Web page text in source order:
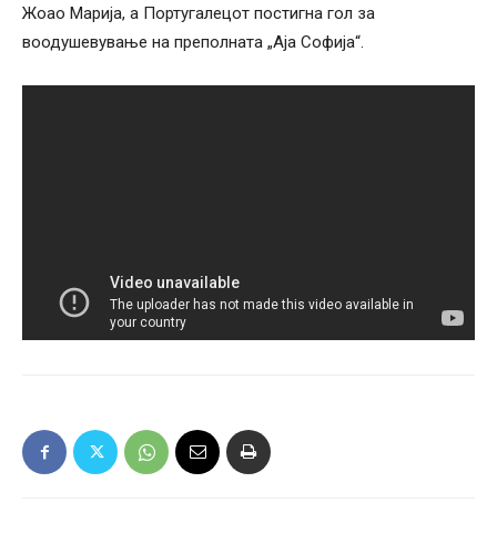
Жоао Марија, а Португалецот постигна гол за
воодушевување на преполната „Аја Софија“.